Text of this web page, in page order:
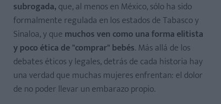
subrogada,que, al menos en México, sólo ha sido
formalmente regulada en los estados de Tabasco y
Sinaloa, y que muchos ven como una forma elitista
y poco ética de "comprar" bebés. Más allá de los
debates éticos y legales, detrás de cada historia hay
una verdad que muchas mujeres enfrentan: el dolor
de no poder llevar un embarazo propio.